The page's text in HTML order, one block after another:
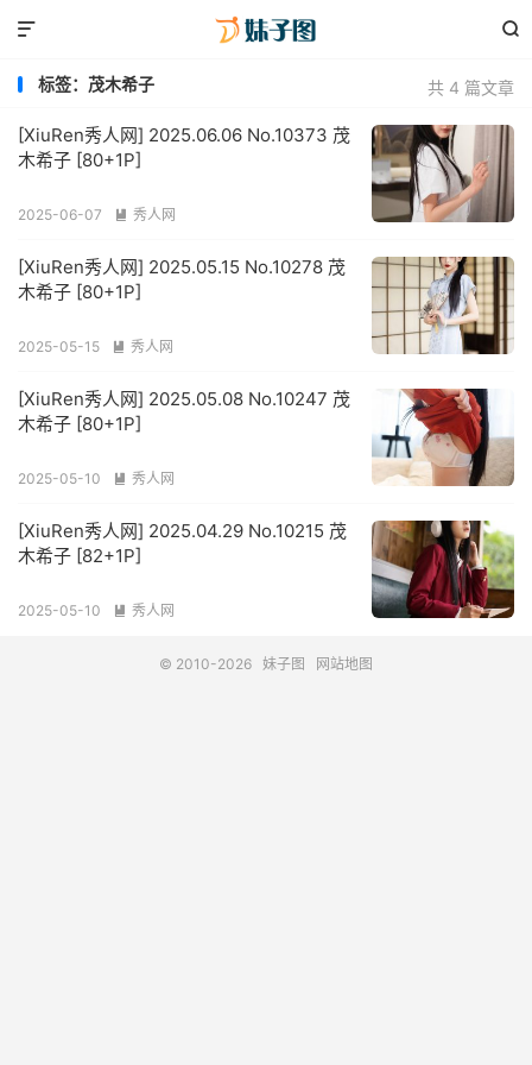


共 4 篇文章
标签：茂木希子
[XiuRen秀人网] 2025.06.06 No.10373 茂
木希子 [80+1P]
2025-06-07  秀人网
[XiuRen秀人网] 2025.05.15 No.10278 茂
木希子 [80+1P]
2025-05-15  秀人网
[XiuRen秀人网] 2025.05.08 No.10247 茂
木希子 [80+1P]
2025-05-10  秀人网
[XiuRen秀人网] 2025.04.29 No.10215 茂
木希子 [82+1P]
2025-05-10  秀人网
© 2010-2026 妹子图 网站地图